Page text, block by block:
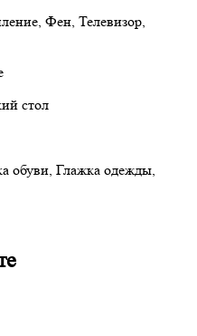
Фен, Телевизор,
стол
обуви, Глажка одежды,